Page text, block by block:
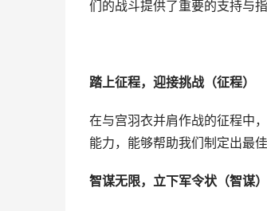
们的战斗提供了重要的支持与
踏上征程，迎接挑战（征程）
在与宫羽衣并肩作战的征程中
能力，能够帮助我们制定出最
智谋无限，立下军令状（智谋）